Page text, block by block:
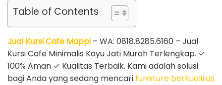
Table of Contents
Jual Kursi Cafe Mappi – WA: 0818.8285.6160 – Jual
Kursi Cafe Minimalis Kayu Jati Murah Terlengkap. ✓
100% Aman ✓ Kualitas Terbaik. Kami adalah solusi
bagi Anda yang sedang mencari furniture berkualitas